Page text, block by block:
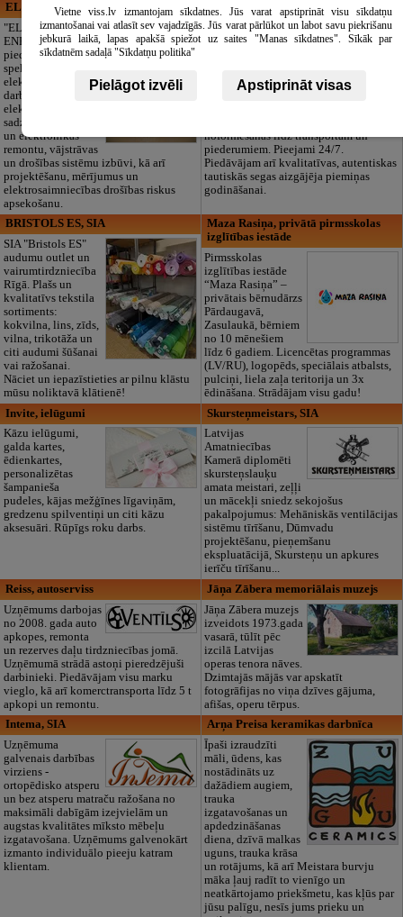
ELECTRIC ENERGY
"ELECTRIC
ENERGY Kandava"
piedāvā pilna
spektra
elektromontāžas
darbus,
elektroinstalācijas,
sadzīves tehnikas
un elektronikas
remontu, vājstrāvas
un drošības sistēmu izbūvi, kā arī
projektēšanu, mērījumus un
elektrosaimniecības drošības riskus
apsekošanu.
CĒSU APBEDĪŠANAS
PAKALPOJUMI, SIA
Cieņpilnas atvadas
par visu — no
pilnas bēru
noformēšanas līdz transportam un
piederumiem. Pieejami 24/7.
Piedāvājam arī kvalitatīvas, autentiskas
tautiskās segas aizgājēja piemiņas
godināšanai.
BRISTOLS ES, SIA
SIA "Bristols ES"
audumu outlet un
vairumtirdzniecība
Rīgā. Plašs un
kvalitatīvs tekstila
sortiments:
kokvilna, lins, zīds,
vilna, trikotāža un
citi audumi šūšanai
vai ražošanai.
Nāciet un iepazīstieties ar pilnu klāstu
mūsu noliktavā klātienē!
Maza Rasiņa, privātā pirmsskolas
izglītības iestāde
Pirmsskolas
izglītības iestāde
“Maza Rasiņa” –
privātais bērnudārzs
Pārdaugavā,
Zasulaukā, bērniem
no 10 mēnešiem
līdz 6 gadiem. Licencētas programmas
(LV/RU), logopēds, speciālais atbalsts,
pulciņi, liela zaļa teritorija un 3x
ēdināšana. Strādājam visu gadu!
Invite, ielūgumi
Kāzu ielūgumi,
galda kartes,
ēdienkartes,
personalizētas
šampanieša
pudeles, kājas mežģīnes līgaviņām,
gredzenu spilventiņi un citi kāzu
aksesuāri. Rūpīgs roku darbs.
Skursteņmeistars, SIA
Latvijas
Amatniecības
Kamerā diplomēti
skursteņslauķu
amata meistari, zeļļi
un mācekļi sniedz sekojošus
pakalpojumus: Mehāniskās ventilācijas
sistēmu tīrīšanu, Dūmvadu
projektēšanu, pieņemšanu
ekspluatācijā, Skursteņu un apkures
ierīču tīrīšanu...
Reiss, autoserviss
Uzņēmums darbojas
no 2008. gada auto
apkopes, remonta
un rezerves daļu tirdzniecības jomā.
Uzņēmumā strādā astoņi pieredzējuši
darbinieki. Piedāvājam visu marku
vieglo, kā arī komerctransporta līdz 5 t
apkopi un remontu.
Jāņa Zābera memoriālais muzejs
Jāņa Zābera muzejs
izveidots 1973.gada
vasarā, tūlīt pēc
izcilā Latvijas
operas tenora nāves.
Dzimtajās mājās var apskatīt
fotogrāfijas no viņa dzīves gājuma,
afišas, operu tērpus.
Intema, SIA
Uzņēmuma
galvenais darbības
virziens -
ortopēdisko atsperu
un bez atsperu matraču ražošana no
maksimāli dabīgām izejvielām un
augstas kvalitātes mīksto mēbeļu
izgatavošana. Uzņēmums galvenokārt
izmanto individuālo pieeju katram
klientam.
Arņa Preisa keramikas darbnīca
Īpaši izraudzīti
māli, ūdens, kas
nostādināts uz
dažādiem augiem,
trauka
izgatavošanas un
apdedzināšanas
diena, dzīvā malkas
uguns, trauka krāsa
un rotājums, kā arī Meistara burvju
māka ļauj radīt to vienīgo un
neatkārtojamo priekšmetu, kas kļūs par
jūsu palīgu, nesīs jums prieku un
Vietne viss.lv izmantojam sīkdatnes. Jūs varat apstiprināt visu sīkdatņu
izmantošanai vai atlasīt sev vajadzīgās. Jūs varat pārlūkot un labot savu piekrišanu
jebkurā laikā, lapas apakšā spiežot uz saites "Manas sīkdatnes". Sīkāk par
sīkdatnēm sadaļā "Sīkdatņu politika"
Pielāgot izvēli Apstiprināt visas